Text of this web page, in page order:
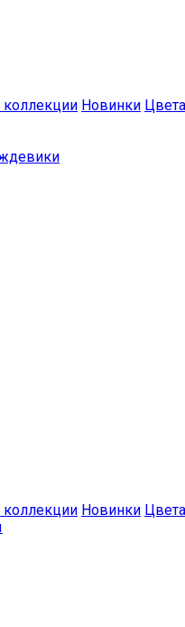
коллекции Новинки Цвета
коллекции Новинки Цвета